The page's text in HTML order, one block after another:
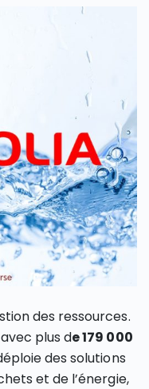
des ressources.
plus de 179 000
des solutions
et de l’énergie,